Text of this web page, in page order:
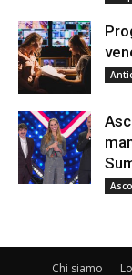
Chi siamo